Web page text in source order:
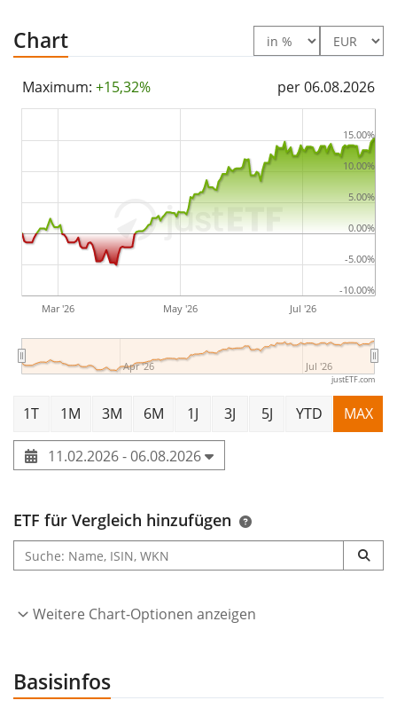
Chart
Maximum: +15,32% per 06.08.2026
Mar '26 May '26 Jul '26
Apr '26 Jul '26
-10.00%
-5.00%
0.00%
5.00%
10.00%
15.00%
justETF.com
1T 1M 3M 6M 1J 3J 5J YTD MAX
11.02.2026 - 06.08.2026
ETF für Vergleich hinzufügen
Weitere Chart-Optionen anzeigen
Basisinfos